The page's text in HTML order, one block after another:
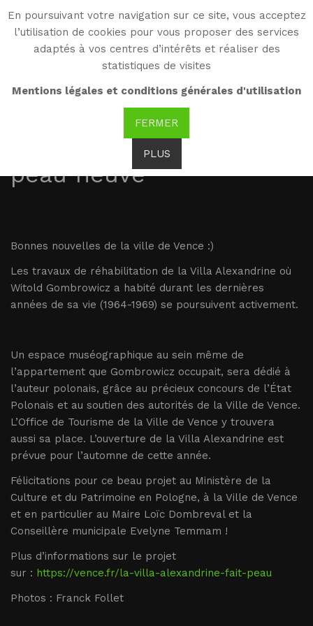
En poursuivant votre navigation sur ce site, vous acceptez
l’utilisation de cookies pour vous proposer des services
adaptés à vos centres d’intérêts et réaliser des
statistiques de visites
Mentions légales et conditions générales d'utilisation
FERMER
PLUS
WG
Witold Gombrowicz
01.02.2017 : La Villa
Alexandrine où habitait
Witold Gombrowicz fait
peau neuve
Bonnes nouvelles de la ville de Vence :)
Les travaux de réhabilitation de la Villa Alexandrine où
Witold Gombrowicz a habité durant les dernières
années de sa vie (1964-1969) se poursuivent activement.
Un espace muséographique au sein même de
l’appartement que Gombrowicz occupait, sera dédié à
l’auteur polonais, grâce au précieux concours de l’État
Polonais et au soutien des autorités de la Ville de Vence.
L’Office de Tourisme de la Ville de Vence y trouvera
aussi sa place. L’ouverture de la Villa Alexandrine est
prévue pour l’automne de cette année.
Félicitations pour ce beau projet au Ministère de la
Culture et du Patrimoine en Pologne, à la Ville de Vence
et en particulier au Maire Loïc Dombreval et la
Conseillère municipale Evelyne Temmam !
Plus d’informations sur le projet
sur : https://vence.fr/la-villa-alexandrine-fait-peau
Photos : Franck Follet